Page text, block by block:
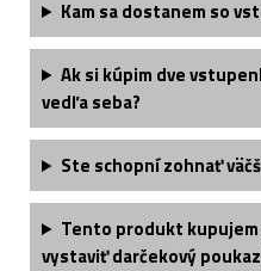
Kam sa dostanem so
Ak si kúpim dve
vedľa seba?
Ste schopní zohnať
Tento produkt kupujem
vystaviť darčekový